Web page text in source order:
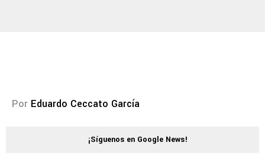
Por Eduardo Ceccato García
¡Síguenos en Google News!